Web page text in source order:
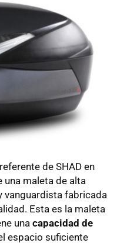
de SHAD en
una maleta de alta
vanguardista fabricada
Esta es la maleta
una capacidad de
espacio suficiente